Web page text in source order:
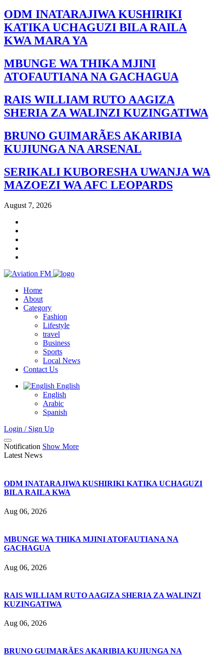
ODM INATARAJIWA KUSHIRIKI
KATIKA UCHAGUZI BILA RAILA
KWA MARA YA
MBUNGE WA THIKA MJINI
ATOFAUTIANA NA GACHAGUA
RAIS WILLIAM RUTO AAGIZA
SHERIA ZA WALINZI KUZINGATIWA
BRUNO GUIMARÃES AKARIBIA
KUJIUNGA NA ARSENAL
SERIKALI KUBORESHA UWANJA WA
MAZOEZI WA AFC LEOPARDS
August 7, 2026
Home
About
Category
Fashion
Lifestyle
travel
Business
Sports
Local News
Contact Us
English
English
Arabic
Spanish
Login / Sign Up
Notification Show More
Latest News
ODM INATARAJIWA KUSHIRIKI KATIKA UCHAGUZI
BILA RAILA KWA
Aug 06, 2026
MBUNGE WA THIKA MJINI ATOFAUTIANA NA
GACHAGUA
Aug 06, 2026
RAIS WILLIAM RUTO AAGIZA SHERIA ZA WALINZI
KUZINGATIWA
Aug 06, 2026
BRUNO GUIMARÃES AKARIBIA KUJIUNGA NA